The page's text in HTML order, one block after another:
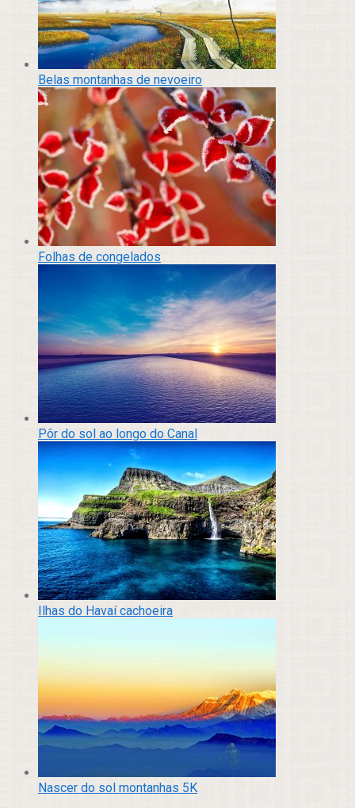
Belas montanhas de nevoeiro
Folhas de congelados
Pôr do sol ao longo do Canal
Ilhas do Havaí cachoeira
Nascer do sol montanhas 5K